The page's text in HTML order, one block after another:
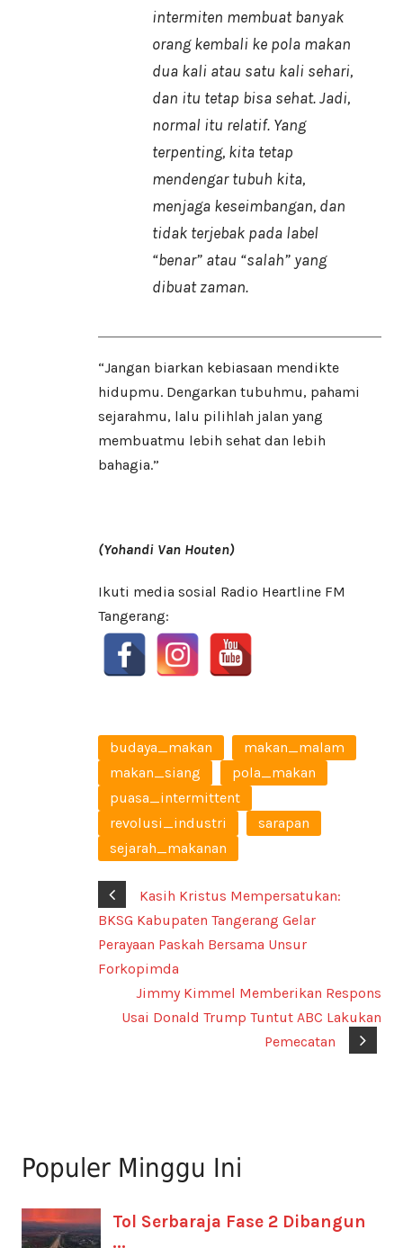
intermiten membuat banyak
orang kembali ke pola makan
dua kali atau satu kali sehari,
dan itu tetap bisa sehat. Jadi,
normal itu relatif. Yang
terpenting, kita tetap
mendengar tubuh kita,
menjaga keseimbangan, dan
tidak terjebak pada label
“benar” atau “salah” yang
dibuat zaman.
“Jangan biarkan kebiasaan mendikte
hidupmu. Dengarkan tubuhmu, pahami
sejarahmu, lalu pilihlah jalan yang
membuatmu lebih sehat dan lebih
bahagia.”
(Yohandi Van Houten)
Ikuti media sosial Radio Heartline FM
Tangerang:
budaya_makan
makan_malam
makan_siang
pola_makan
puasa_intermittent
revolusi_industri
sarapan
sejarah_makanan
Kasih Kristus Mempersatukan:
BKSG Kabupaten Tangerang Gelar
Perayaan Paskah Bersama Unsur
Forkopimda
Jimmy Kimmel Memberikan Respons
Usai Donald Trump Tuntut ABC Lakukan
Pemecatan
Populer Minggu Ini